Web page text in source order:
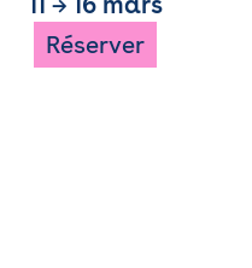
Réserver